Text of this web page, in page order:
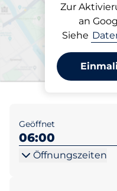
Zur
an
Siehe
Alexa
Geöffnet
06:00
Öffnungszeiten